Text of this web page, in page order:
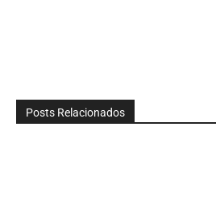
Posts Relacionados